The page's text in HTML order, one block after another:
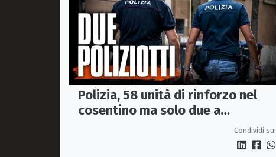
Polizia, 58 unità di rinforzo nel
cosentino ma solo due a
Corigliano-Rossano e due aCondividi su: